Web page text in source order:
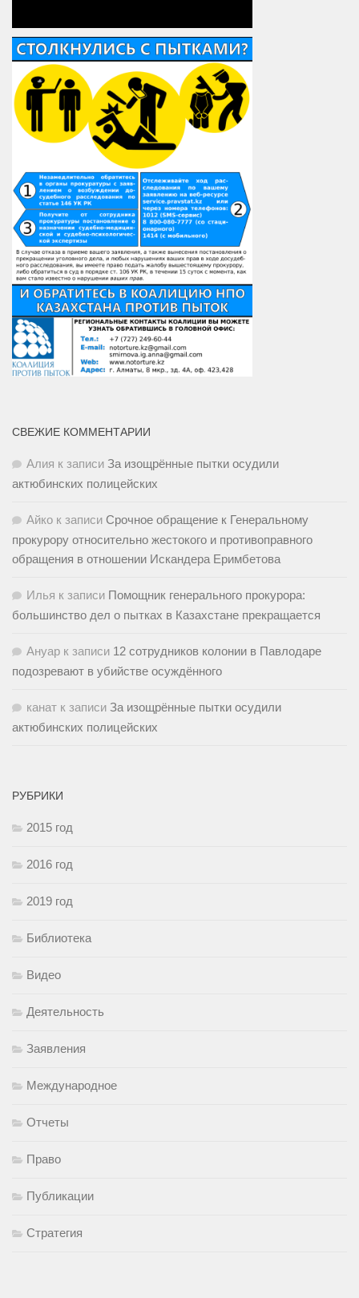
СВЕЖИЕ КОММЕНТАРИИ
Алия к записи За изощрённые пытки осудили
актюбинских полицейских
Айко к записи Срочное обращение к Генеральному
прокурору относительно жестокого и противоправного
обращения в отношении Искандера Еримбетова
Илья к записи Помощник генерального прокурора:
большинство дел о пытках в Казахстане прекращается
Ануар к записи 12 сотрудников колонии в Павлодаре
подозревают в убийстве осуждённого
канат к записи За изощрённые пытки осудили
актюбинских полицейских
РУБРИКИ
2015 год
2016 год
2019 год
Библиотека
Видео
Деятельность
Заявления
Международное
Отчеты
Право
Публикации
Стратегия